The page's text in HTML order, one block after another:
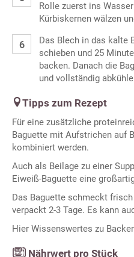
Rolle zuerst ins
Kürbiskernen wälzen
Das Blech in das kalte
schieben und 25
backen. Danach die
und vollständig
Tipps zum Rezept
Für eine zusätzliche
Baguette mit Aufstrichen auf
kombiniert werden.
Auch als Beilage zu einer
Eiweiß-Baguette eine
Das Baguette schmeckt
verpackt 2-3 Tage. Es kann
Hier Wissenswertes zu
Nährwert pro Stück